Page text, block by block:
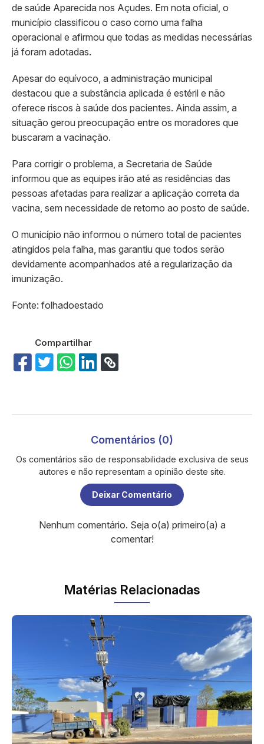
de saúde Aparecida nos Açudes. Em nota oficial, o
município classificou o caso como uma falha
operacional e afirmou que todas as medidas necessárias
já foram adotadas.
Apesar do equívoco, a administração municipal
destacou que a substância aplicada é estéril e não
oferece riscos à saúde dos pacientes. Ainda assim, a
situação gerou preocupação entre os moradores que
buscaram a vacinação.
Para corrigir o problema, a Secretaria de Saúde
informou que as equipes irão até as residências das
pessoas afetadas para realizar a aplicação correta da
vacina, sem necessidade de retorno ao posto de saúde.
O município não informou o número total de pacientes
atingidos pela falha, mas garantiu que todos serão
devidamente acompanhados até a regularização da
imunização.
Fonte: folhadoestado
Compartilhar
Comentários (0)
Os comentários são de responsabilidade exclusiva de seus
autores e não representam a opinião deste site.
Deixar Comentário
Nenhum comentário. Seja o(a) primeiro(a) a
comentar!
Matérias Relacionadas